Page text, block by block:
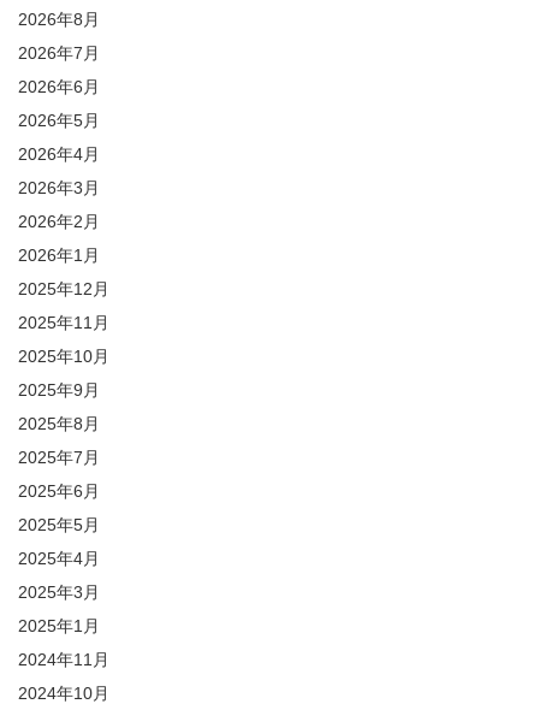
2026年8月
2026年7月
2026年6月
2026年5月
2026年4月
2026年3月
2026年2月
2026年1月
2025年12月
2025年11月
2025年10月
2025年9月
2025年8月
2025年7月
2025年6月
2025年5月
2025年4月
2025年3月
2025年1月
2024年11月
2024年10月